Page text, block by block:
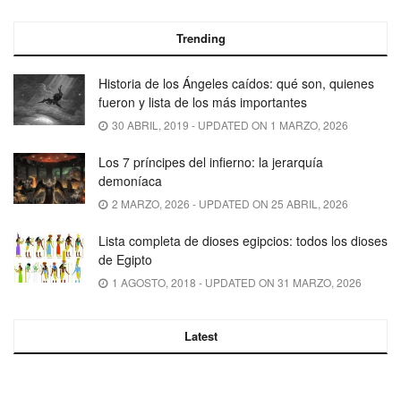
Trending
Historia de los Ángeles caídos: qué son, quienes
fueron y lista de los más importantes
30 ABRIL, 2019 - UPDATED ON 1 MARZO, 2026
Los 7 príncipes del infierno: la jerarquía
demoníaca
2 MARZO, 2026 - UPDATED ON 25 ABRIL, 2026
Lista completa de dioses egipcios: todos los dioses
de Egipto
1 AGOSTO, 2018 - UPDATED ON 31 MARZO, 2026
Latest